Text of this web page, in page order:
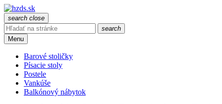
search close
search
Menu
Barové stoličky
Písacie stoly
Postele
Vankúše
Balkónový nábytok